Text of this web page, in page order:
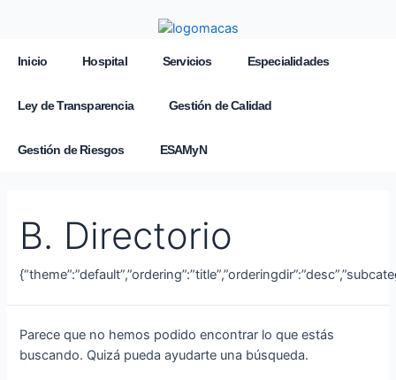
Inicio Hospital Servicios Especialidades
Ley de Transparencia Gestión de Calidad
Gestión de Riesgos ESAMyN
B. Directorio
Parece que no hemos podido encontrar lo que estás
buscando. Quizá pueda ayudarte una búsqueda.